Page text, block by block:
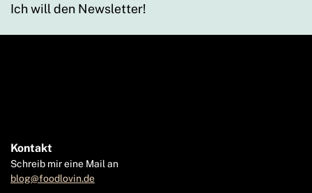
Ich will den Newsletter!
Kontakt
Schreib mir eine Mail an
blog@foodlovin.de